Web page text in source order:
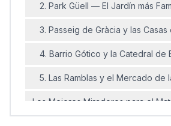
2. Park Güell — El Jardín más
3. Passeig de Gràcia y las Casas
4. Barrio Gótico y la Catedral de
5. Las Ramblas y el Mercado de
Los Mejores Miradores para el
Perfecta